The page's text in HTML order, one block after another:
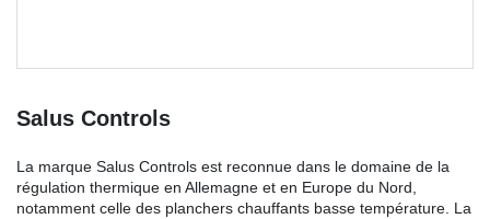
Salus Controls
La marque Salus Controls est reconnue dans le domaine de la
régulation thermique en Allemagne et en Europe du Nord,
notamment celle des planchers chauffants basse température. La